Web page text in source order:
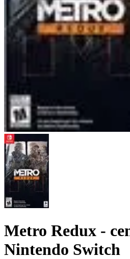
Metro Redux -
Nintendo Switch